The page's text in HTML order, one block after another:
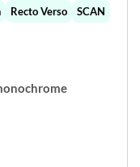
Recto Verso
SCAN